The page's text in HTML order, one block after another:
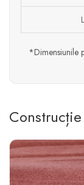
*Dimensiunile